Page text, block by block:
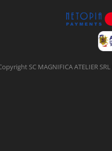
SC MAGNIFICA ATELIER SRL